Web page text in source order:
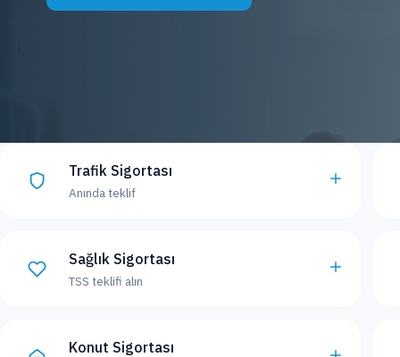
Trafik Sigortası
Anında teklif
Sağlık Sigortası
TSS teklifi alın
Konut Sigortası